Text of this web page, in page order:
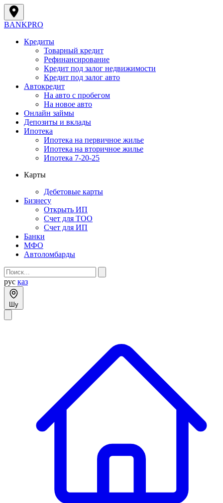
BANKPRO
Кредиты
Товарный кредит
Рефинансирование
Кредит под залог недвижимости
Кредит под залог авто
Автокредит
На авто с пробегом
На новое авто
Онлайн займы
Депозиты и вклады
Ипотека
Ипотека на первичное жилье
Ипотека на вторичное жилье
Ипотека 7-20-25
Карты
Дебетовые карты
Бизнесу
Открыть ИП
Cчет для ТОО
Счет для ИП
Банки
МФО
Автоломбарды
рус қаз
Шу